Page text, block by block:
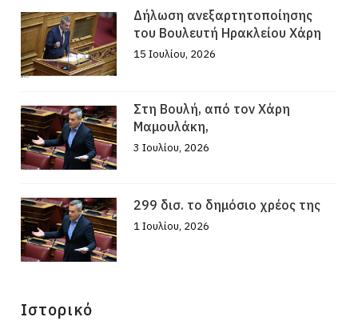
Δήλωση ανεξαρτητοποίησης
του Βουλευτή Ηρακλείου Χάρη
15 Ιουλίου, 2026
Στη Βουλή, από τον Χάρη
Μαμουλάκη,
3 Ιουλίου, 2026
299 δισ. το δημόσιο χρέος της
1 Ιουλίου, 2026
Ιστορικό